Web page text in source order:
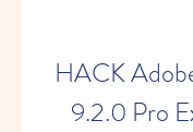
HACK
9.2.0 Pro